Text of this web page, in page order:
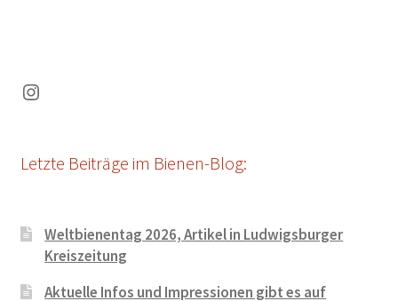
Instagram
Letzte Beiträge im Bienen-Blog:
Weltbienentag 2026, Artikel in Ludwigsburger
Kreiszeitung
Aktuelle Infos und Impressionen gibt es auf